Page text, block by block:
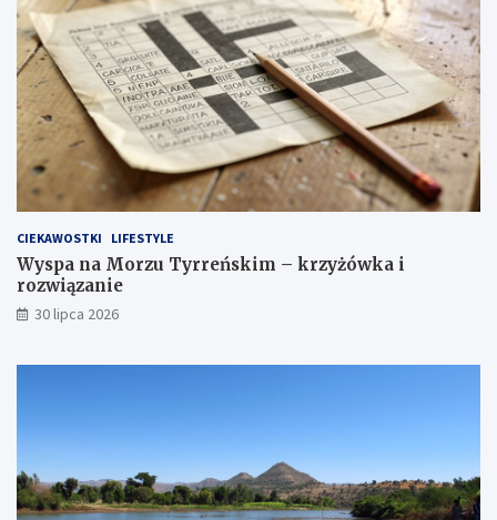
CIEKAWOSTKI LIFESTYLE
Wyspa na Morzu Tyrreńskim – krzyżówka i
rozwiązanie
30 lipca 2026